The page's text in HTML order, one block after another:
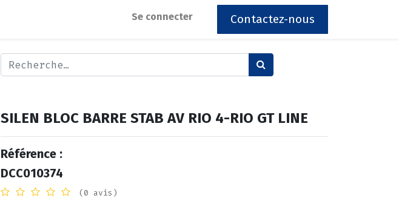
Se connecter Contactez-nous
SILEN BLOC BARRE STAB AV RIO 4-RIO GT LINE
Référence :
DCC010374
(0 avis)